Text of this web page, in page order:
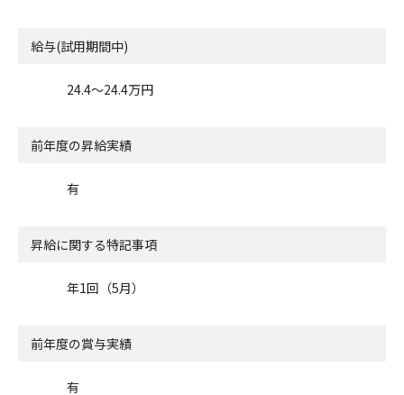
給与(試用期間中)
24.4〜24.4万円
前年度の昇給実績
有
昇給に関する特記事項
年1回（5月）
前年度の賞与実績
有